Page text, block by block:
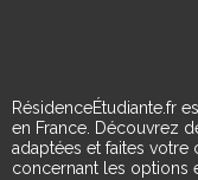
RésidenceÉtudiante.fr
en France. Découvrez
adaptées et faites votre
concernant les options